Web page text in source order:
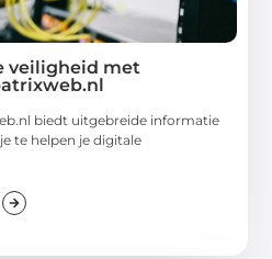
veiligheid met
biedt uitgebreide informatie
te helpen je digitale